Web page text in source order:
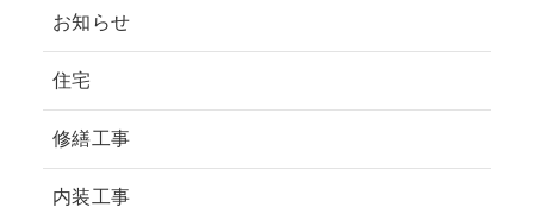
お知らせ
住宅
修繕工事
内装工事